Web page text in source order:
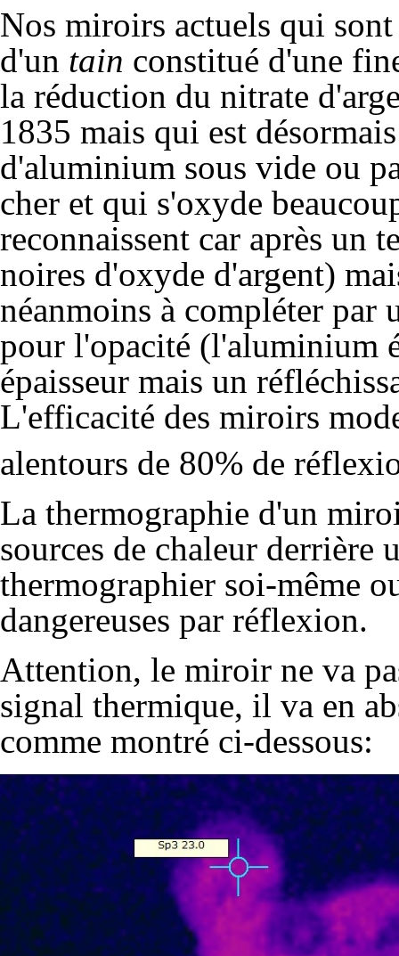
Nos miroirs actuels qui
d'un tain constitué d'une
la réduction du nitrate
1835 mais qui est
d'aluminium sous vide ou
cher et qui s'oxyde
reconnaissent car après un
noires d'oxyde d'argent)
néanmoins à compléter
pour l'opacité (l'aluminium
épaisseur mais un
L'efficacité des miroirs
alentours de 80% de
La thermographie d'un
sources de chaleur derrière
thermographier soi-même
dangereuses par réflexion.
Attention, le miroir ne va
signal thermique, il va en
comme montré ci-dessous: